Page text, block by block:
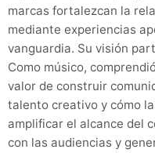
marcas fortalezcan la
mediante experiencias
vanguardia. Su visión
Como músico,
valor de construir
talento creativo y cómo
amplificar el alcance del
con las audiencias y